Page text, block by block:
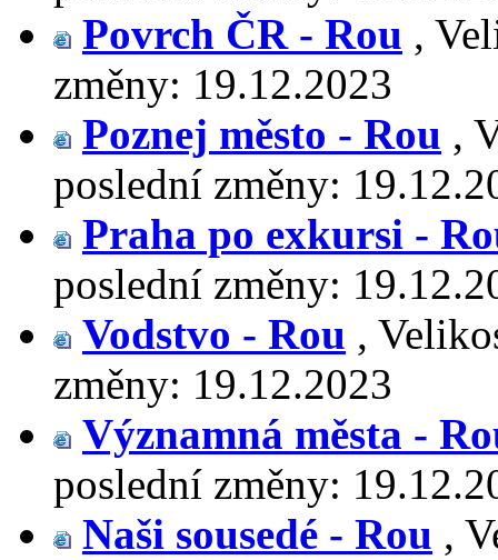
Povrch ČR - Rou ,
změny: 19.12.2023
Poznej město - Rou ,
poslední změny:
Praha po exkursi -
poslední změny:
Vodstvo - Rou ,
změny: 19.12.2023
Významná města -
poslední změny:
Naši sousedé - Rou ,